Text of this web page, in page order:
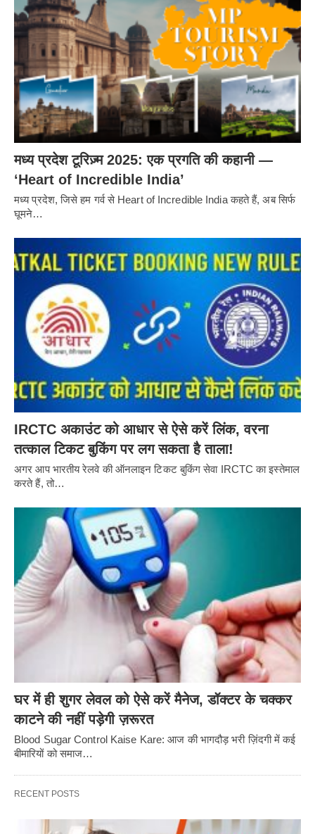
मध्य प्रदेश टूरिज़्म 2025: एक प्रगति की कहानी —
‘Heart of Incredible India’
मध्य प्रदेश, जिसे हम गर्व से Heart of Incredible India कहते हैं, अब सिर्फ
घूमने…
IRCTC अकाउंट को आधार से ऐसे करें लिंक, वरना
तत्काल टिकट बुकिंग पर लग सकता है ताला!
अगर आप भारतीय रेलवे की ऑनलाइन टिकट बुकिंग सेवा IRCTC का इस्तेमाल
करते हैं, तो…
घर में ही शुगर लेवल को ऐसे करें मैनेज, डॉक्टर के चक्कर
काटने की नहीं पड़ेगी ज़रूरत
Blood Sugar Control Kaise Kare: आज की भागदौड़ भरी ज़िंदगी में कई
बीमारियों को समाज…
RECENT POSTS